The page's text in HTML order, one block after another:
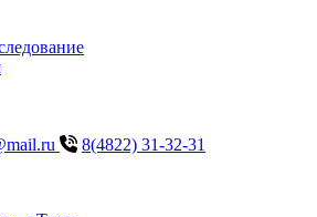
8(4822) 31-32-31